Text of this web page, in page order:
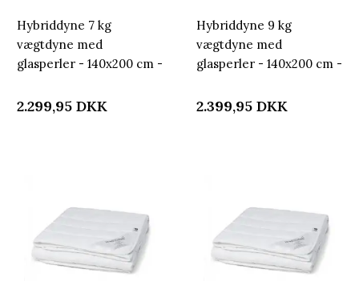
Hybriddyne 7 kg
vægtdyne med
glasperler - 140x200 cm -
vægt - Lun kugledyne fra
2.299,95 DKK
Hybriddyne 9 kg
vægtdyne med
glasperler - 140x200 cm -
vægt - Lun kugledyne fra
2.399,95 DKK